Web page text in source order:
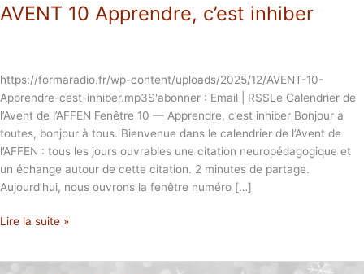
AVENT 10 Apprendre, c’est inhiber
https://formaradio.fr/wp-content/uploads/2025/12/AVENT-10-
Apprendre-cest-inhiber.mp3S'abonner : Email | RSSLe Calendrier de
l’Avent de l’AFFEN Fenêtre 10 — Apprendre, c’est inhiber Bonjour à
toutes, bonjour à tous. Bienvenue dans le calendrier de l’Avent de
l’AFFEN : tous les jours ouvrables une citation neuropédagogique et
un échange autour de cette citation. 2 minutes de partage.
Aujourd’hui, nous ouvrons la fenêtre numéro […]
Lire la suite »